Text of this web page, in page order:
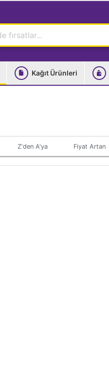
Kağıt Ürünleri
Z'den A'ya Fiyat Artan